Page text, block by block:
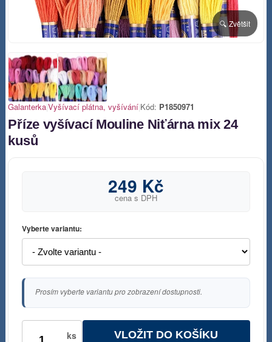
🔍 Zvětšit
Galanterka|Vyšívací plátna, vyšívání|Kód: P1850971
Příze vyšívací Mouline Niťárna mix 24
kusů
249 Kč
cena s DPH
Vyberte variantu:
Prosím vyberte variantu pro zobrazení dostupnosti.
ks VLOŽIT DO KOŠÍKU